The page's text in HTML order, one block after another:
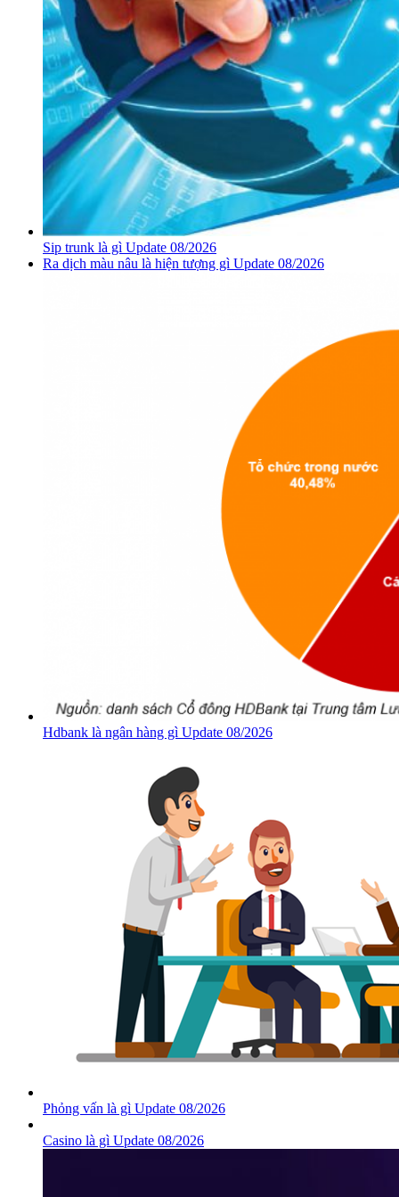
Sip trunk là gì Update 08/2026
Ra dịch màu nâu là hiện tượng gì Update 08/2026
Hdbank là ngân hàng gì Update 08/2026
Phỏng vấn là gì Update 08/2026
Casino là gì Update 08/2026